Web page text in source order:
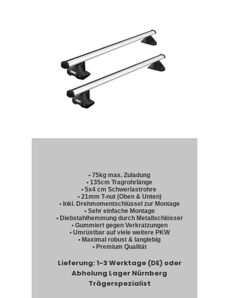
• 75kg max. Zuladung
• 135cm Tragrohrlänge
• 5x4 cm Schwerlastrohre
• 21mm T-nut (Oben & Unten)
• Inkl. Drehmomentschlüssel zur Montage
• Sehr einfache Montage
• Diebstahlhemmung durch Metallschlösser
• Gummiert gegen Verkratzungen
• Umrüstbar auf viele weitere PKW
• Maximal robust & langlebig
• Premium Qualität
Lieferung: 1-3 Werktage (DE) oder
Abholung Lager Nürnberg
Trägerspezialist